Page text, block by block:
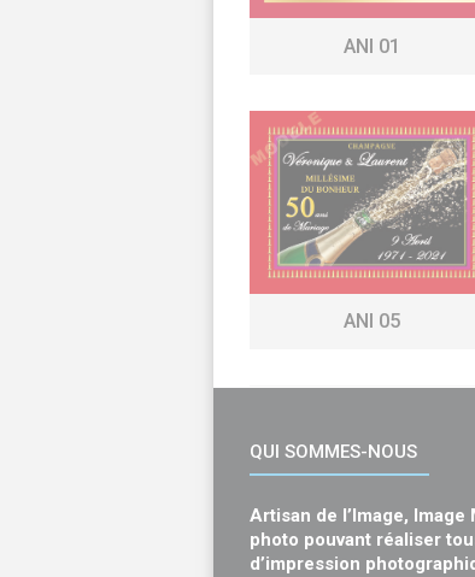
ANI 01
ANI 05
QUI SOMMES-NOUS
Artisan de l’Image, Image
photo pouvant réaliser
d’impression